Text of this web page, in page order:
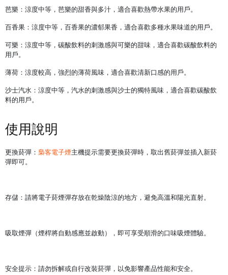
芭樂：涼度中等，芭樂的甜香與多汁，適合喜歡熱帶水果的用戶。
百香果：涼度中等，百香果的濃郁果香，適合喜歡多種水果味道的用戶。
可樂：涼度中等，碳酸飲料的刺激感與可樂的甜味，適合喜歡碳酸飲料的
用戶。
薄荷：涼度較高，強烈的薄荷風味，適合喜歡清新口感的用戶。
沙士汽水：涼度中等，汽水的刺激感與沙士的獨特風味，適合喜歡碳酸飲
料的用戶。
使用說明
更換菸彈： 梟客電子煙主機提示需要更換菸彈時，取出舊菸彈並插入新菸
彈即可。
存儲：請將電子菸煙彈存放在乾燥陰涼的地方，避免高溫和陽光直射。
吸取煙彈（煙桿將自動感應並啟動），即可享受順滑的口味吸煙體驗。
安全提示：請勿拆解或自行改裝菸彈，以免影響產品性能和安全。